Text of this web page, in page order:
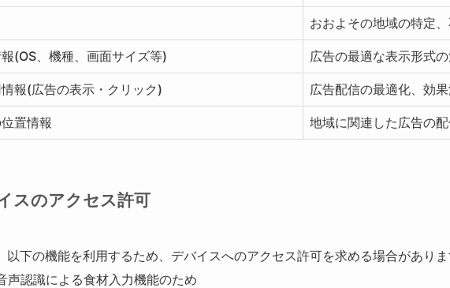
おおよその地域の特定
(OS、機種、画面サイズ等) 広告の最適な表示形式
報(広告の表示・クリック) 広告配信の最適化、効
置情報 地域に関連した広告の
スのアクセス許可
以下の機能を利用するため、デバイスへのアクセス許可を求める場合があり
声認識による食材入力機能のため